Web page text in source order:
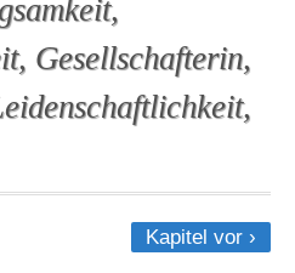
Gesellschafterin,
Kapitel vor ›